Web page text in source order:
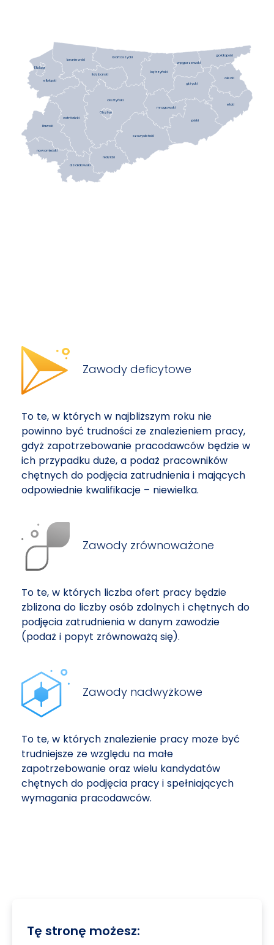
bartoszycki
braniewski
działdowski
elbląski
ełcki
giżycki
iławski
kętrzyński
lidzbarski
mrągowski
nidzicki
nowomiejski
olecki
olsztyński
ostródzki piski
szczycieński
gołdapski
węgorzewski
Elbląg
Olsztyn
Zawody deficytowe
To te, w których w najbliższym roku nie
powinno być trudności ze znalezieniem pracy,
gdyż zapotrzebowanie pracodawców będzie w
ich przypadku duże, a podaż pracowników
chętnych do podjęcia zatrudnienia i mających
odpowiednie kwalifikacje – niewielka.
Zawody zrównoważone
To te, w których liczba ofert pracy będzie
zbliżona do liczby osób zdolnych i chętnych do
podjęcia zatrudnienia w danym zawodzie
(podaż i popyt zrównoważą się).
Zawody nadwyżkowe
To te, w których znalezienie pracy może być
trudniejsze ze względu na małe
zapotrzebowanie oraz wielu kandydatów
chętnych do podjęcia pracy i spełniających
wymagania pracodawców.
Tę stronę możesz: